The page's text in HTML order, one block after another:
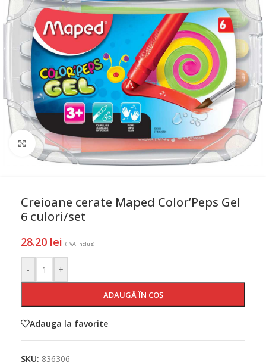
Mareste
Creioane cerate Maped Color’Peps Gel
6 culori/set
28.20 lei (TVA inclus)
- +
ADAUGĂ ÎN COȘ
Adauga la favorite
SKU: 836306